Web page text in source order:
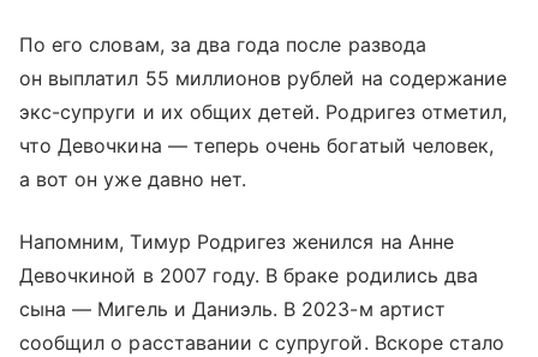
По его словам, за два года после развода
он выплатил 55 миллионов рублей на содержание
экс-супруги и их общих детей. Родригез отметил,
что Девочкина — теперь очень богатый человек,
а вот он уже давно нет.
Напомним, Тимур Родригез женился на Анне
Девочкиной в 2007 году. В браке родились два
сына — Мигель и Даниэль. В 2023-м артист
сообщил о расставании с супругой. Вскоре стало